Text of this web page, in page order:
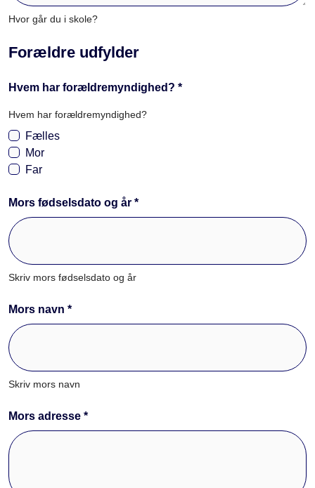
Hvor går du i skole?
Forældre udfylder
Hvem har forældremyndighed? *
Hvem har forældremyndighed?
Fælles
Mor
Far
Mors fødselsdato og år *
Skriv mors fødselsdato og år
Mors navn *
Skriv mors navn
Mors adresse *